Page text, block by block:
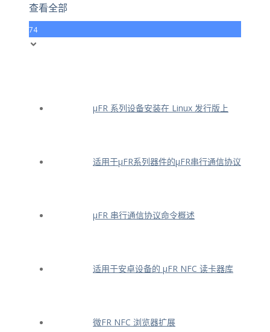
查看全部
74
μFR 系列设备安装在 Linux 发行版上
适用于μFR系列器件的μFR串行通信协议
μFR 串行通信协议命令概述
适用于安卓设备的 μFR NFC 读卡器库
微FR NFC 浏览器扩展